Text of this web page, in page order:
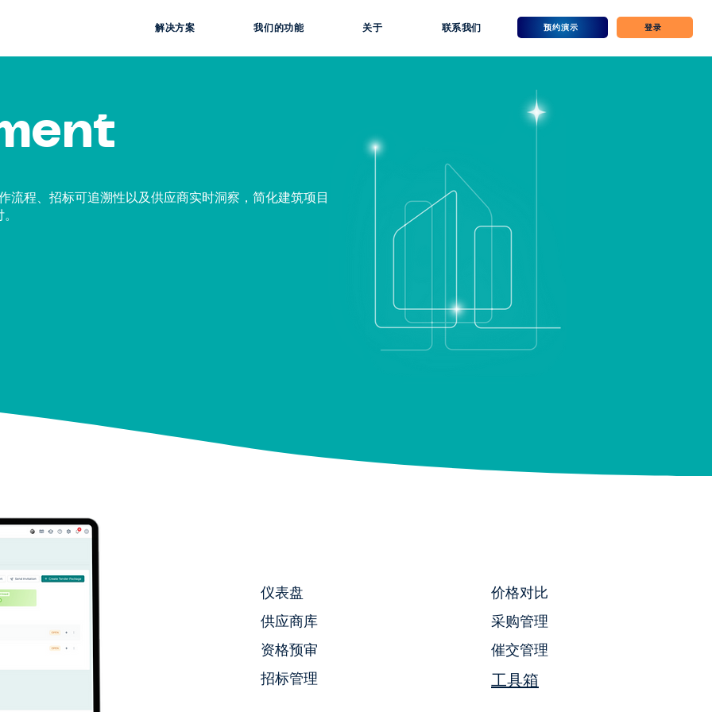
解决方案 我们的功能 关于 联系我们 预约演示 登录
程、招标可追溯性以及供应商实时洞察，简化建筑项目
仪表盘
供应商库
资格预审
招标管理
价格对比
采购管理
催交管理
工具箱